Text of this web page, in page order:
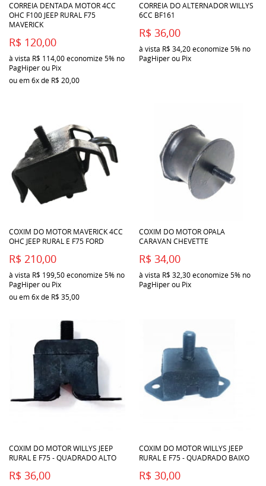
CORREIA DENTADA MOTOR 4CC
OHC F100 JEEP RURAL F75
MAVERICK
R$ 120,00
à vista R$ 114,00economize5% no
PagHiper ou Pix
ou em6xde R$ 20,00
CORREIA DO ALTERNADOR WILLYS
6CC BF161
R$ 36,00
à vista R$ 34,20economize5% no
PagHiper ou Pix
COXIM DO MOTOR MAVERICK 4CC
OHC JEEP RURAL E F75 FORD
R$ 210,00
à vista R$ 199,50economize5% no
PagHiper ou Pix
ou em6xde R$ 35,00
COXIM DO MOTOR OPALA
CARAVAN CHEVETTE
R$ 34,00
à vista R$ 32,30economize5% no
PagHiper ou Pix
COXIM DO MOTOR WILLYS JEEP
RURAL E F75 - QUADRADO ALTO
R$ 36,00
COXIM DO MOTOR WILLYS JEEP
RURAL E F75 - QUADRADO BAIXO
R$ 30,00